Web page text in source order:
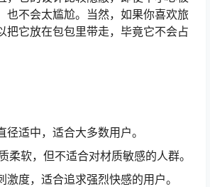
也不会太尴尬。当然，如果你喜欢旅
把它放在包包里带走，毕竟它不会占
径适中，适合大多数用户。
柔软，但不适合对材质敏感的人群。
激度，适合追求强烈快感的用户。